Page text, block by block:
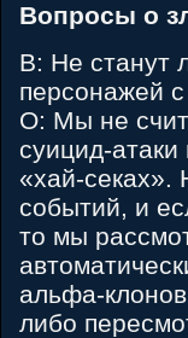
Вопросы о
В: Не станут
персонажей
О: Мы не
суицид-
«хай-секах».
событий, и
то мы
альфа-
либо